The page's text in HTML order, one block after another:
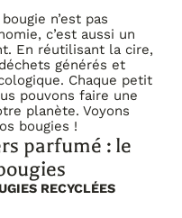
n’est pas
c’est aussi un
En réutilisant la cire,
générés et
Chaque petit
pouvons faire une
planète. Voyons
bougies !
parfumé : le
RECYCLÉES